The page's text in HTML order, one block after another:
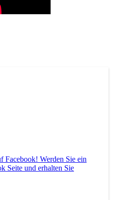
Facebook! Werden Sie ein
Seite und erhalten Sie